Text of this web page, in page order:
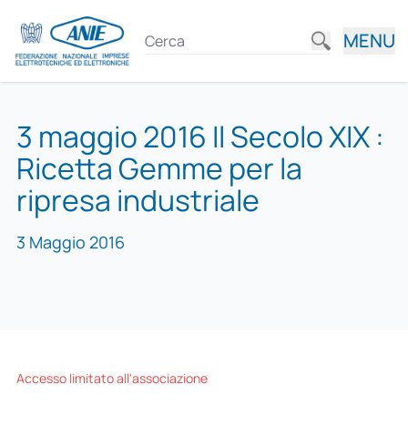
MENU
3 maggio 2016 Il Secolo XIX :
Ricetta Gemme per la
ripresa industriale
3 Maggio 2016
Accesso limitato all'associazione